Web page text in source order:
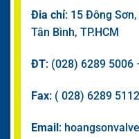
Đia chỉ: 15 Đông
Tân Bình, TP.HCM
ĐT: (028) 6289 5006
Fax: ( 028) 6289 5112
Email: